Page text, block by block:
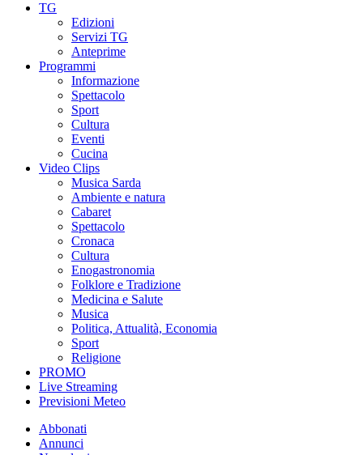
TG
Edizioni
Servizi TG
Anteprime
Programmi
Informazione
Spettacolo
Sport
Cultura
Eventi
Cucina
Video Clips
Musica Sarda
Ambiente e natura
Cabaret
Spettacolo
Cronaca
Cultura
Enogastronomia
Folklore e Tradizione
Medicina e Salute
Musica
Politica, Attualità, Economia
Sport
Religione
PROMO
Live Streaming
Previsioni Meteo
Abbonati
Annunci